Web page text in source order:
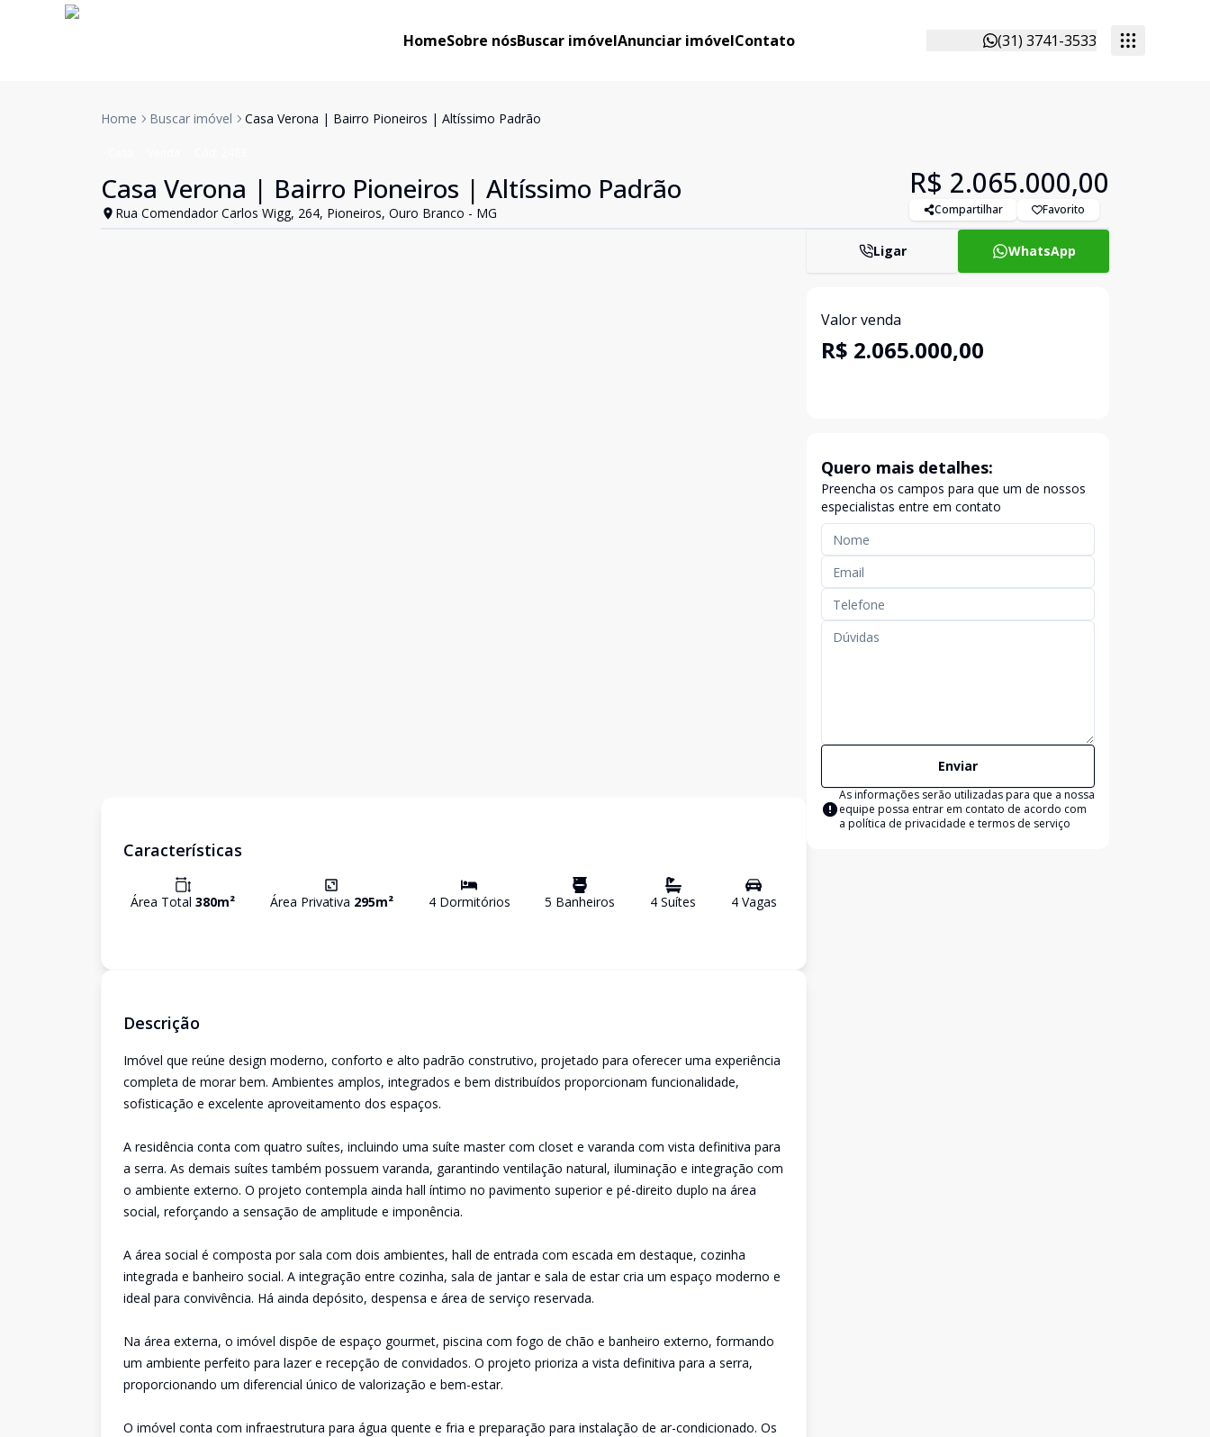
HomeSobre nósBuscar imóvelAnunciar imóvelContato (31) 3741-3533
Home Buscar imóvel Casa Verona | Bairro Pioneiros | Altíssimo Padrão
Casa Verona | Bairro Pioneiros | Altíssimo Padrão
Rua Comendador Carlos Wigg, 264, Pioneiros, Ouro Branco - MG
R$ 2.065.000,00
Compartilhar Favorito
Características
Área Total 380m² Área Privativa 295m² 4Dormitórios 5 Banheiros 4 Suítes 4Vagas
Descrição
Imóvel que reúne design moderno, conforto e alto padrão construtivo, projetado para oferecer uma experiência
completa de morar bem. Ambientes amplos, integrados e bem distribuídos proporcionam funcionalidade,
sofisticação e excelente aproveitamento dos espaços.
A residência conta com quatro suítes, incluindo uma suíte master com closet e varanda com vista definitiva para
a serra. As demais suítes também possuem varanda, garantindo ventilação natural, iluminação e integração com
o ambiente externo. O projeto contempla ainda hall íntimo no pavimento superior e pé-direito duplo na área
social, reforçando a sensação de amplitude e imponência.
A área social é composta por sala com dois ambientes, hall de entrada com escada em destaque, cozinha
integrada e banheiro social. A integração entre cozinha, sala de jantar e sala de estar cria um espaço moderno e
ideal para convivência. Há ainda depósito, despensa e área de serviço reservada.
Na área externa, o imóvel dispõe de espaço gourmet, piscina com fogo de chão e banheiro externo, formando
um ambiente perfeito para lazer e recepção de convidados. O projeto prioriza a vista definitiva para a serra,
proporcionando um diferencial único de valorização e bem-estar.
O imóvel conta com infraestrutura para água quente e fria e preparação para instalação de ar-condicionado. Os
Ligar WhatsApp
Valor venda
R$ 2.065.000,00
Quero mais detalhes:
Preencha os campos para que um de nossos
especialistas entre em contato
Enviar
As informações serão utilizadas para que a nossa
equipe possa entrar em contato de acordo com
a política de privacidade e termos de serviço